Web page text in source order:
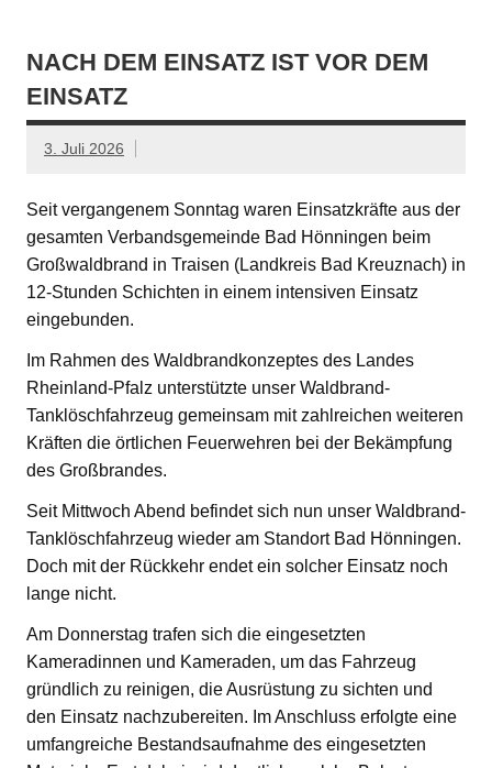
NACH DEM EINSATZ IST VOR DEM
EINSATZ
3. Juli 2026
Seit vergangenem Sonntag waren Einsatzkräfte aus der
gesamten Verbandsgemeinde Bad Hönningen beim
Großwaldbrand in Traisen (Landkreis Bad Kreuznach) in
12-Stunden Schichten in einem intensiven Einsatz
eingebunden.
Im Rahmen des Waldbrandkonzeptes des Landes
Rheinland-Pfalz unterstützte unser Waldbrand-
Tanklöschfahrzeug gemeinsam mit zahlreichen weiteren
Kräften die örtlichen Feuerwehren bei der Bekämpfung
des Großbrandes.
Seit Mittwoch Abend befindet sich nun unser Waldbrand-
Tanklöschfahrzeug wieder am Standort Bad Hönningen.
Doch mit der Rückkehr endet ein solcher Einsatz noch
lange nicht.
Am Donnerstag trafen sich die eingesetzten
Kameradinnen und Kameraden, um das Fahrzeug
gründlich zu reinigen, die Ausrüstung zu sichten und
den Einsatz nachzubereiten. Im Anschluss erfolgte eine
umfangreiche Bestandsaufnahme des eingesetzten